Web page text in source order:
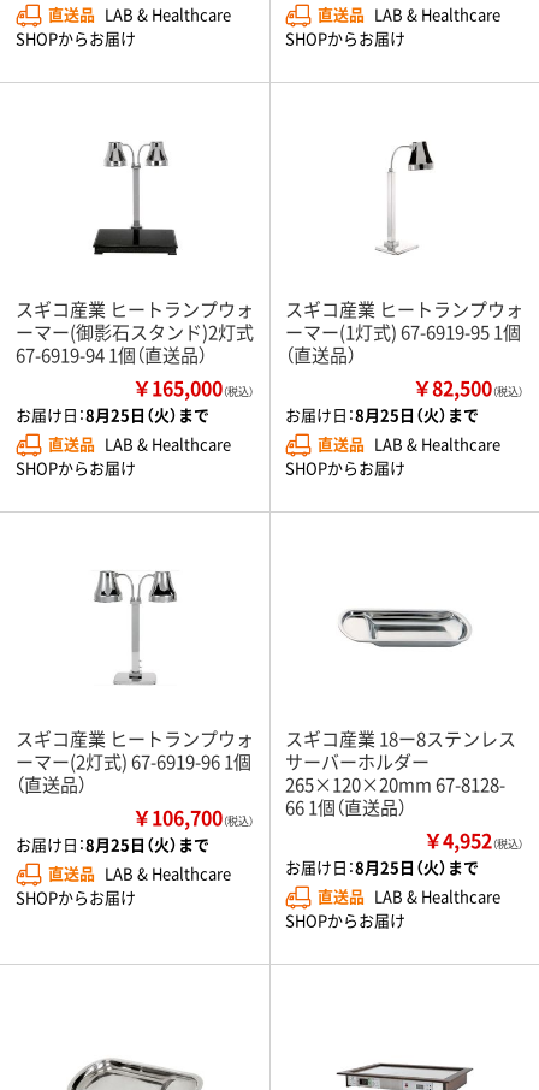
直送品 LAB & Healthcare
SHOPからお届け
直送品 LAB & Healthcare
SHOPからお届け
スギコ産業 ヒートランプウォ
ーマー(御影石スタンド)2灯式
67-6919-94 1個（直送品）
￥165,000（税込）
お届け日：8月25日（火）まで
直送品 LAB & Healthcare
SHOPからお届け
スギコ産業 ヒートランプウォ
ーマー(1灯式) 67-6919-95 1個
（直送品）
￥82,500（税込）
お届け日：8月25日（火）まで
直送品 LAB & Healthcare
SHOPからお届け
スギコ産業 ヒートランプウォ
ーマー(2灯式) 67-6919-96 1個
（直送品）
￥106,700（税込）
お届け日：8月25日（火）まで
直送品 LAB & Healthcare
SHOPからお届け
スギコ産業 18ー8ステンレス
サーバーホルダー
265×120×20mm 67-8128-
66 1個（直送品）
￥4,952（税込）
お届け日：8月25日（火）まで
直送品 LAB & Healthcare
SHOPからお届け